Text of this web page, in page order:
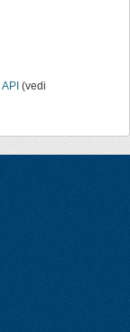
API (vedi